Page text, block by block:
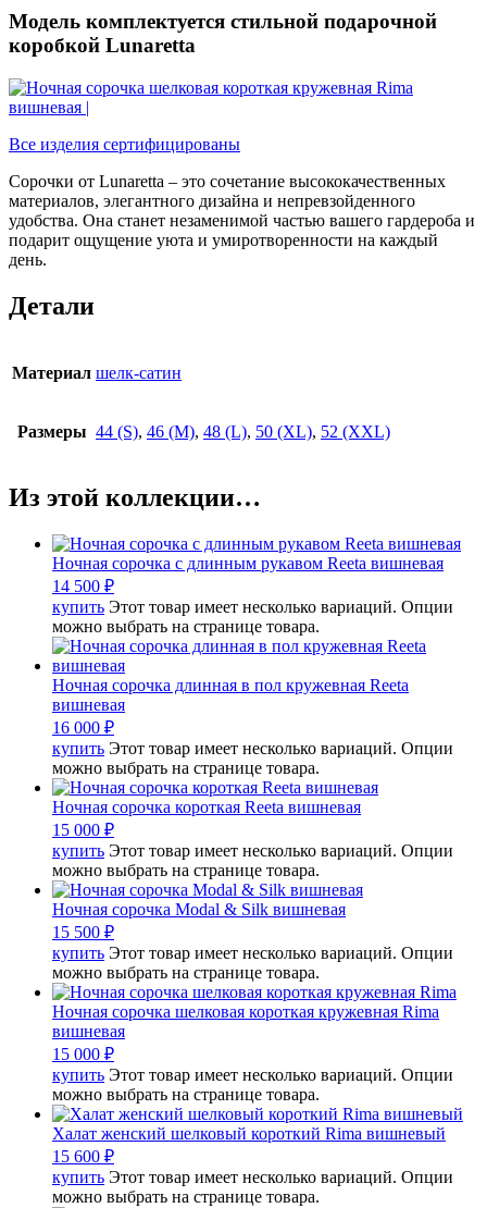
Модель комплектуется стильной подарочной
коробкой Lunaretta
Все изделия сертифицированы
Сорочки от Lunaretta – это сочетание высококачественных
материалов, элегантного дизайна и непревзойденного
удобства. Она станет незаменимой частью вашего гардероба и
подарит ощущение уюта и умиротворенности на каждый
день.
Детали
Материал шелк-сатин
Размеры 44 (S), 46 (M), 48 (L), 50 (XL), 52 (XXL)
Из этой коллекции…
Ночная сорочка с длинным рукавом Reeta вишневая
14 500 ₽
купить Этот товар имеет несколько вариаций. Опции
можно выбрать на странице товара.
Ночная сорочка длинная в пол кружевная Reeta
вишневая
16 000 ₽
купить Этот товар имеет несколько вариаций. Опции
можно выбрать на странице товара.
Ночная сорочка короткая Reeta вишневая
15 000 ₽
купить Этот товар имеет несколько вариаций. Опции
можно выбрать на странице товара.
Ночная сорочка Modal & Silk вишневая
15 500 ₽
купить Этот товар имеет несколько вариаций. Опции
можно выбрать на странице товара.
Ночная сорочка шелковая короткая кружевная Rima
вишневая
15 000 ₽
купить Этот товар имеет несколько вариаций. Опции
можно выбрать на странице товара.
Халат женский шелковый короткий Rima вишневый
15 600 ₽
купить Этот товар имеет несколько вариаций. Опции
можно выбрать на странице товара.